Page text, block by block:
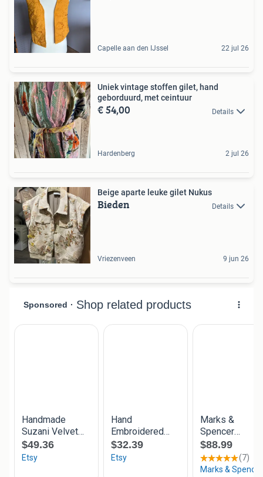
Capelle aan den IJssel 22 jul 26
Uniek vintage stoffen gilet, hand
geborduurd, met ceintuur
€ 54,00 Details
Hardenberg 2 jul 26
Beige aparte leuke gilet Nukus
Bieden Details
Vriezenveen 9 jun 26